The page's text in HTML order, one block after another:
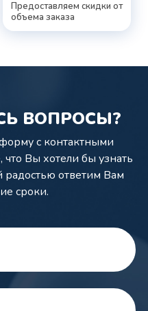
Предоставляем скидки от
объема заказа
ВОПРОСЫ?
с контактными
что Вы хотели бы узнать
радостью ответим Вам
сроки.